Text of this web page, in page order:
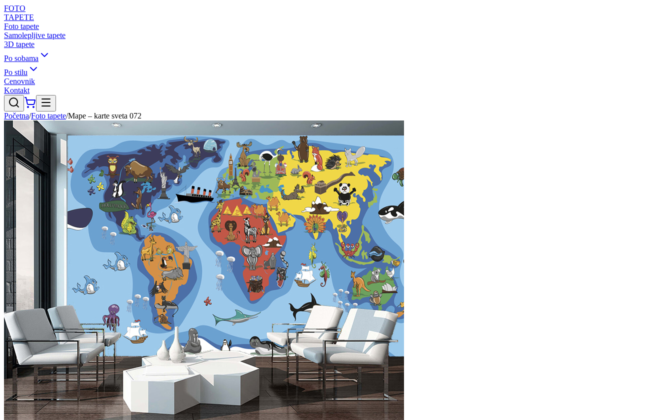
FOTO
TAPETE
Foto tapete
Samolepljive tapete
3D tapete
Po sobama
Po stilu
Cenovnik
Kontakt
Početna/Foto tapete/Mape – karte sveta 072